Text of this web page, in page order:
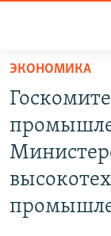
Перейти
основному
содержанию
Перейти
основной
навигации
Перейти
ПОЛИТИКА
ЭКОНОМИКА
ЭКОНОМИКА